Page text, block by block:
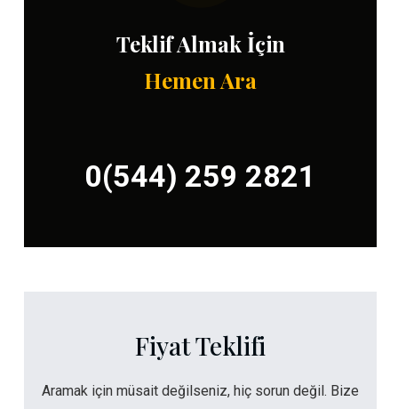
Teklif Almak İçin
Hemen Ara
0(544) 259 2821
Fiyat Teklifi
Aramak için müsait değilseniz, hiç sorun değil. Bize